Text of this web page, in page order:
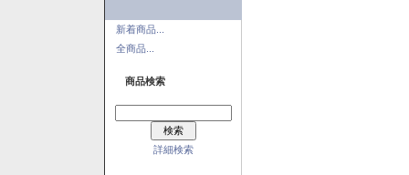
新着商品...
全商品...
商品検索
詳細検索